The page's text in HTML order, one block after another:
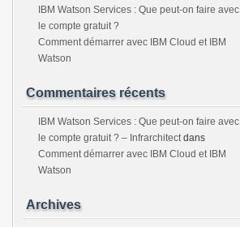
IBM Watson Services : Que peut-on faire avec
le compte gratuit ?
Comment démarrer avec IBM Cloud et IBM
Watson
Commentaires récents
IBM Watson Services : Que peut-on faire avec
le compte gratuit ? – Infrarchitectdans
Comment démarrer avec IBM Cloud et IBM
Watson
Archives